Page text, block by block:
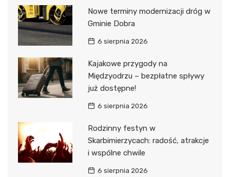
Nowe terminy modernizacji dróg w
Gminie Dobra
6 sierpnia 2026
Kajakowe przygody na
Międzyodrzu – bezpłatne spływy
już dostępne!
6 sierpnia 2026
Rodzinny festyn w
Skarbimierzycach: radość, atrakcje
i wspólne chwile
6 sierpnia 2026